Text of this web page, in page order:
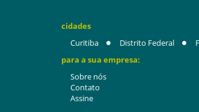
cidades
Curitiba
Distrito Federal
para a sua empresa:
Sobre nós
Contato
Assine